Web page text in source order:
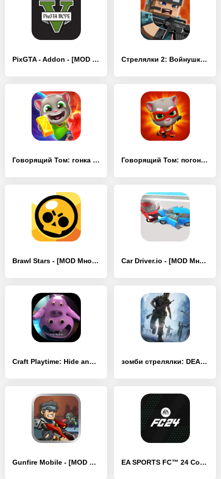
PixGTA - Addon - [MOD Много денег] Стрелялки 2: Войнушки онлайн - [MOD Много монет]
Говорящий Том: гонка на время - [MOD Много денег] Говорящий Том: погоня героев - [MOD Много денег]
Brawl Stars - [MOD Много денег] Car Driver.io - [MOD Много денег]
Craft Playtime: Hide and Seek - [MOD Много денег] зомби стрелялки: DEAD TARGET - [MOD Много денег]
Gunfire Mobile - [MOD Много денег] EA SPORTS FC™ 24 Companion